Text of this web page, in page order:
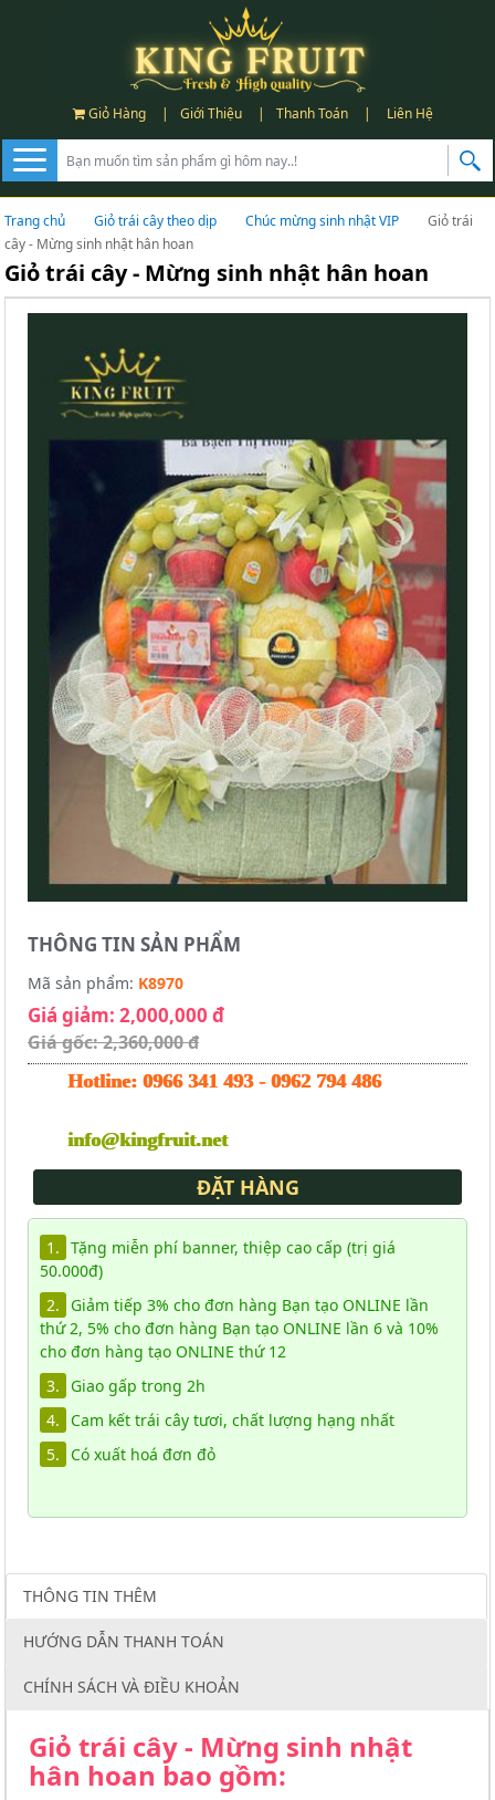
Giỏ Hàng | Giới Thiệu | Thanh Toán | Liên Hệ
Trang chủ Giỏ trái cây theo dịp Chúc mừng sinh nhật VIP
Giỏ trái
cây - Mừng sinh nhật hân hoan
Giỏ trái cây - Mừng sinh nhật hân hoan
THÔNG TIN SẢN PHẨM
Mã sản phẩm: K8970
Giá giảm: 2,000,000 đ
Giá gốc: 2,360,000 đ
Hotline: 0966 341 493 - 0962 794 486
info@kingfruit.net
ĐẶT HÀNG
1. Tặng miễn phí banner, thiệp cao cấp (trị giá
50.000đ)
2.
Giảm tiếp 3% cho đơn hàng Bạn tạo ONLINE lần
thứ 2, 5% cho đơn hàng Bạn tạo ONLINE lần 6 và 10%
cho đơn hàng tạo ONLINE thứ 12
3.
Giao gấp trong 2h
4.
Cam kết trái cây tươi, chất lượng hạng nhất
5.
Có xuất hoá đơn đỏ
THÔNG TIN THÊM
HƯỚNG DẪN THANH TOÁN
CHÍNH SÁCH VÀ ĐIỀU KHOẢN
Giỏ trái cây - Mừng sinh nhật
hân hoan bao gồm: